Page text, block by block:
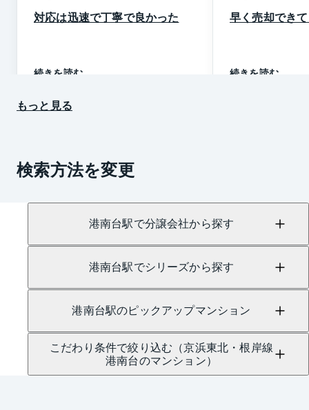
対応は迅速で丁寧で良かった
続きを読む
早く売却でき
続きを読む
もっと見る
検索方法を変更
港南台駅で分譲会社から探す
港南台駅でシリーズから探す
港南台駅のピックアップマンション
こだわり条件で絞り込む（京浜東北・根岸線
港南台のマンション）